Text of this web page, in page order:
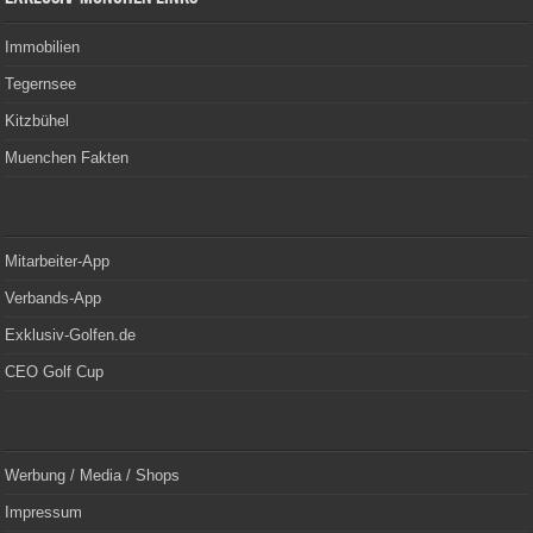
Immobilien
Tegernsee
Kitzbühel
Muenchen Fakten
Mitarbeiter-App
Verbands-App
Exklusiv-Golfen.de
CEO Golf Cup
Werbung / Media / Shops
Impressum